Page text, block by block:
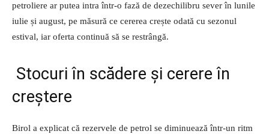
petroliere ar putea intra într-o fază de dezechilibru sever în lunile
iulie și august, pe măsură ce cererea crește odată cu sezonul
estival, iar oferta continuă să se restrângă.
Stocuri în scădere și cerere în
creștere
Birol a explicat că rezervele de petrol se diminuează într-un ritm